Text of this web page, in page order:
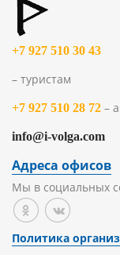
+7 927 510 30 43
– туристам
+7 927 510 28 72 –
info@i-volga.com
Адреса офисов
Мы в социальных
Политика